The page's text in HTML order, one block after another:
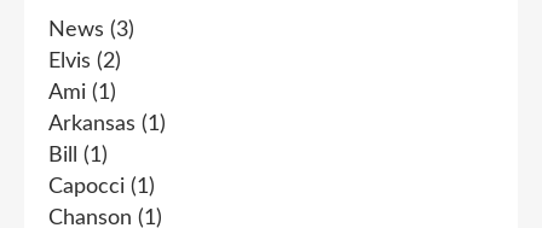
News (3)
Elvis (2)
Ami (1)
Arkansas (1)
Bill
(1)
Capocci (1)
Chanson (1)